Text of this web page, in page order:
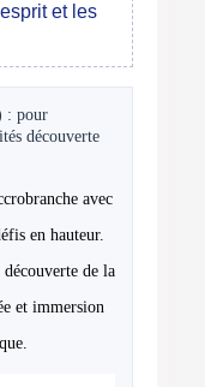
et les
: pour
découverte
avec
en hauteur.
découverte de la
et immersion